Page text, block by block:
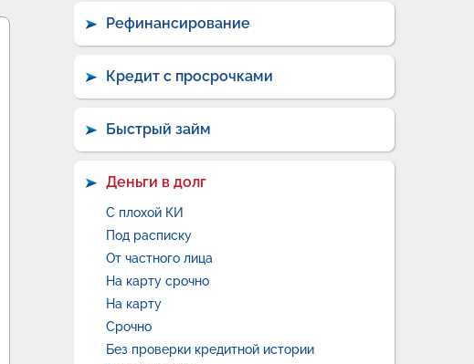
Рефинансирование
Кредит с просрочками
Быстрый займ
Деньги в долг
С плохой КИ
Под расписку
От частного лица
На карту срочно
На карту
Срочно
Без проверки кредитной истории